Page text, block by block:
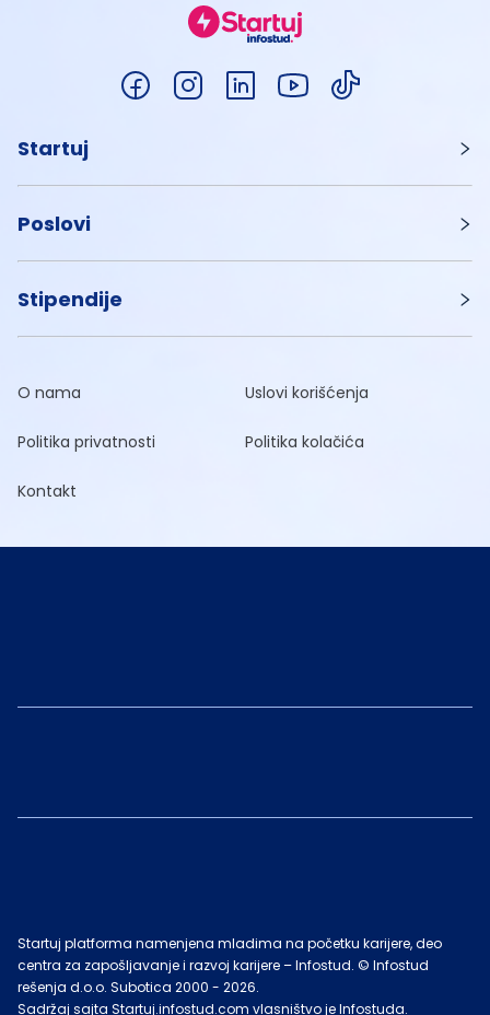
Startuj
Poslovi
Stipendije
O nama Uslovi korišćenja
Politika privatnosti Politika kolačića
Kontakt
Startuj platforma namenjena mladima na početku karijere, deo
centra za zapošljavanje i razvoj karijere – Infostud. © Infostud
rešenja d.o.o. Subotica 2000 - 2026.
Sadržaj sajta Startuj.infostud.com vlasništvo je Infostuda.